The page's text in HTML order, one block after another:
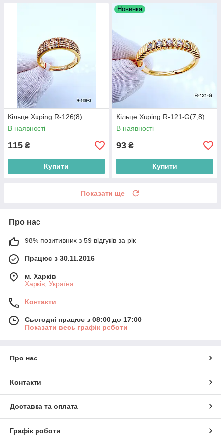
Кільце Xuping R-126(8)
В наявності
115 ₴
Купити
Новинка
Кільце Xuping R-121-G(7,8)
В наявності
93 ₴
Купити
Показати ще
Про нас
98% позитивних з 59 відгуків за рік
Працює з 30.11.2016
м. Харків
Харків, Україна
Контакти
Сьогодні працює з 08:00 до 17:00
Показати весь графік роботи
Про нас
Контакти
Доставка та оплата
Графік роботи